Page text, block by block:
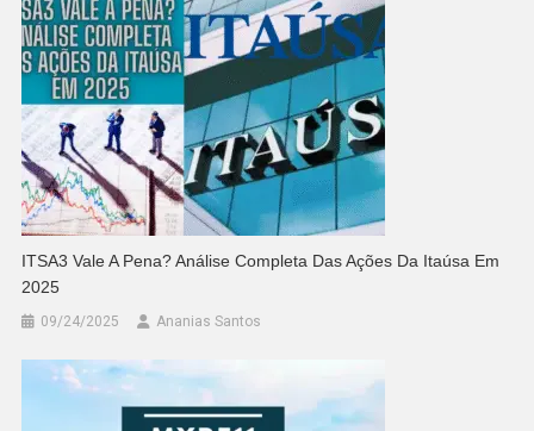
ITSA3 Vale A Pena? Análise Completa Das Ações Da Itaúsa Em
2025
09/24/2025 Ananias Santos